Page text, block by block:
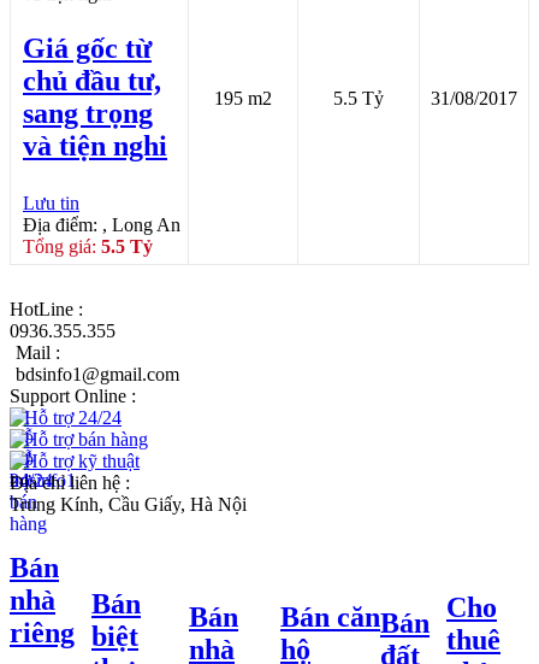
Giá gốc từ
chủ đầu tư,
sang trọng
và tiện nghi
Lưu tin
Địa điểm: , Long An
Tổng giá: 5.5 Tỷ
195 m2 5.5 Tỷ 31/08/2017
HotLine :
0936.355.355
Mail :
bdsinfo1@gmail.com
Support Online :
Hỗ trợ 24/24
Hỗ trợ bán hàng
Hỗ trợ kỹ thuật
Địa chỉ liên hệ :
Trung Kính, Cầu Giấy, Hà Nội
Bán
nhà
riêng
Bán
biệt
Bán
nhà
Bán căn
hộ
Bán
đất
Cho
thuê